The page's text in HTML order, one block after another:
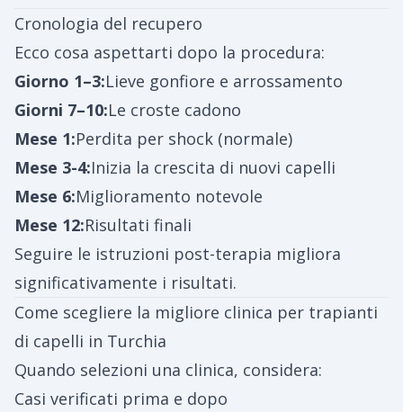
Cronologia del recupero
Ecco cosa aspettarti dopo la procedura:
Giorno 1–3:Lieve gonfiore e arrossamento
Giorni 7–10:Le croste cadono
Mese 1:Perdita per shock (normale)
Mese 3-4:Inizia la crescita di nuovi capelli
Mese 6:Miglioramento notevole
Mese 12:Risultati finali
Seguire le istruzioni post-terapia migliora
significativamente i risultati.
Come scegliere la migliore clinica per trapianti
di capelli in Turchia
Quando selezioni una clinica, considera:
Casi verificati prima e dopo